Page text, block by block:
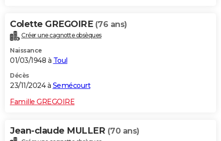
Colette GREGOIRE (76 ans)
Créer une cagnotte obsèques
Naissance
01/03/1948 à Toul
Décès
23/11/2024 à Semécourt
Famille GREGOIRE
Jean-claude MULLER (70 ans)